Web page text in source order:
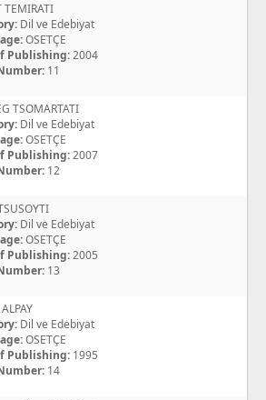
TEMIRATI
Dil ve Edebiyat
OSETÇE
Publishing:2004
11
TSOMARTATI
Dil ve Edebiyat
OSETÇE
Publishing:2007
12
Dil ve Edebiyat
OSETÇE
Publishing:2005
13
Dil ve Edebiyat
OSETÇE
Publishing: 1995
14